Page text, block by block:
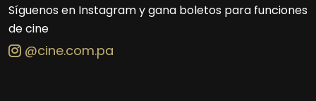
Síguenos en Instagram y gana boletos para funciones
de cine
@cine.com.pa